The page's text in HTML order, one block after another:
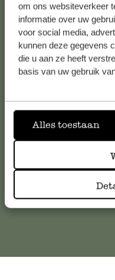
om ons websiteverkeer
informatie over uw
voor social media,
kunnen deze gegevens
die u aan ze heeft
basis van uw gebruik
Alles toestaan
Bekijk alle 62
klantenservice. Of bekijk
meestgestelde vragen